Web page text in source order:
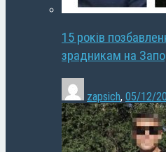
15 років
зрадникам на
zapsich, 05/12/